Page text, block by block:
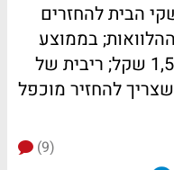
הבית להחזרים
בממוצע
עלו ההחזרים החודשיים ב-1,500 שקל; ריבית של
שצריך להחזיר מוכפל
(9)